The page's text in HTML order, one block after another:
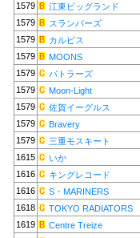
1579
江東ビッグランド
1579
スランパーズ
1579
カルピス
1579
MOONS
1579
バトラーズ
1579
Moon-Light
1579
佐賀イーグルス
1579
Bravery
1579
三重モスキート
1615
いか
1616
キングレコード
1616
S・MARINERS
1618
TOKYO RADIATORS
1619
Centre Treize